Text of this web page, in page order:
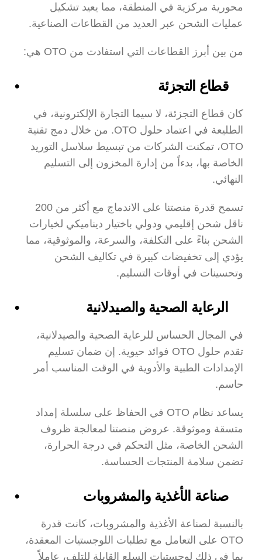
عمليات الشحن عبر العديد من القطاعات الصناعية.
من بين أبرز القطاعات التي استفادت من OTO هي:
قطاع التجزئة
النهائي.
وتحسينات في أوقات التسليم.
الرعاية الصحية والصيدلانية
حاسم.
تضمن سلامة المنتجات الحساسة.
صناعة الأغذية والمشروبات